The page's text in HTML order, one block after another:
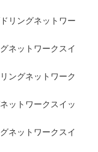
リングネットワー
ネットワークスイ
ングネットワーク
ットワークスイッ
ネットワークスイ